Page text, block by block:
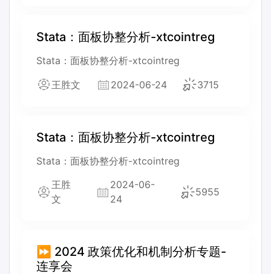
Stata：面板协整分析-xtcointreg
Stata：面板协整分析-xtcointreg
王胜文
2024-06-24 3715
Stata：面板协整分析-xtcointreg
Stata：面板协整分析-xtcointreg
王胜
文
2024-06-
24
5955
⏩ 2024 政策优化和机制分析专题-
连享会